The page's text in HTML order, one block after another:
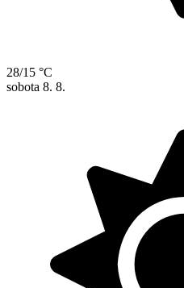
28/15 °C
sobota 8. 8.